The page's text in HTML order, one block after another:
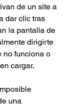
de un site a
dar clic tras
la pantalla de
dirigirte
no funciona o
cargar.
una